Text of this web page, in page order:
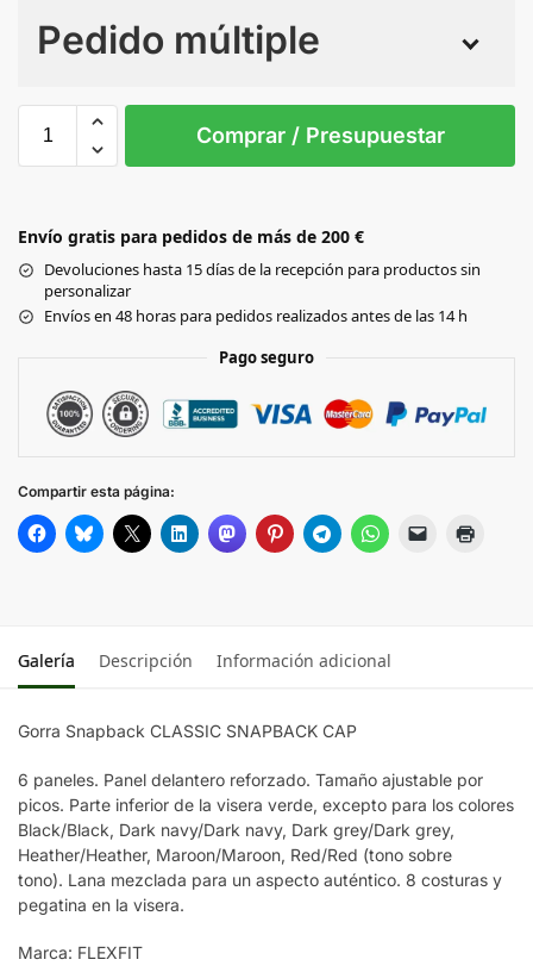
Pedido múltiple
BUCK
Black
SPRUCE
NAVY
MAROON/MAROON
DARK NAVY/DARK NAVY
BLACK/BLACK
Comprar / Presupuestar
Envío gratis para pedidos de más de 200 €
Devoluciones hasta 15 días de la recepción para productos sin
personalizar
Envíos en 48 horas para pedidos realizados antes de las 14 h
Pago seguro
Compartir esta página:
Galería Descripción Información adicional
Gorra Snapback CLASSIC SNAPBACK CAP
6 paneles. Panel delantero reforzado. Tamaño ajustable por
picos. Parte inferior de la visera verde, excepto para los colores
Black/Black, Dark navy/Dark navy, Dark grey/Dark grey,
Heather/Heather, Maroon/Maroon, Red/Red (tono sobre
tono). Lana mezclada para un aspecto auténtico. 8 costuras y
pegatina en la visera.
Marca: FLEXFIT